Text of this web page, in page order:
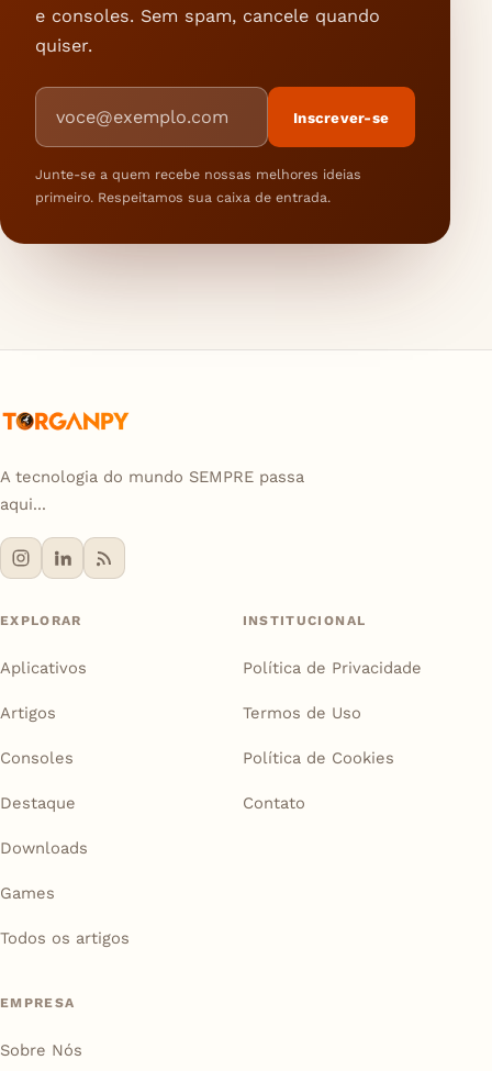
e consoles. Sem spam, cancele quando
quiser.
Endereço de e-mail
Inscrever-se
Junte-se a quem recebe nossas melhores ideias
primeiro. Respeitamos sua caixa de entrada.
A tecnologia do mundo SEMPRE passa
aqui...
EXPLORAR
Aplicativos
Artigos
Consoles
Destaque
Downloads
Games
Todos os artigos
INSTITUCIONAL
Política de Privacidade
Termos de Uso
Política de Cookies
Contato
EMPRESA
Sobre Nós